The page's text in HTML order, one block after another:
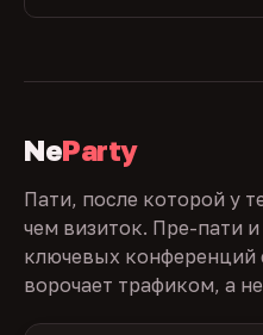
NeParty
Пати, после которой у
чем визиток. Пре-пати
ключевых конференций
ворочает трафиком, а